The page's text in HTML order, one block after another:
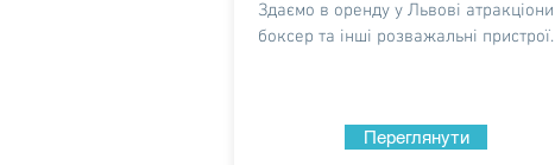
Здаємо в оренду у Львові атракціони
боксер та інші розважальні пристрої.
Переглянути